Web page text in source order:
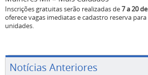
Inscrições gratuitas serão realizadas de7 a 20
oferece vagas imediatas e cadastro reserva
unidades.
Notícias Anteriores